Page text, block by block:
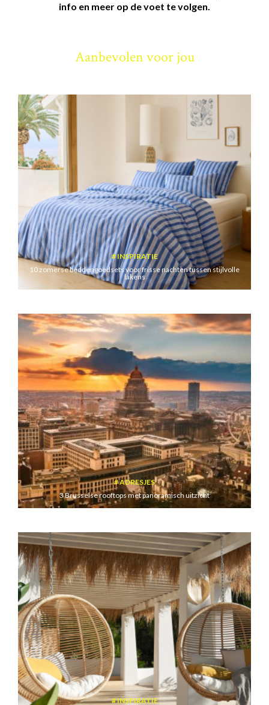
info en meer op de voet te volgen.
Aanbevolen voor jou
INSPIRATIE
10 zomerse beddengoedsets voor frisse nachten tussen stijlvolle
lakens
ADRESJES
3 Brusselse rooftops met panoramisch uitzicht
INSPIRATIE